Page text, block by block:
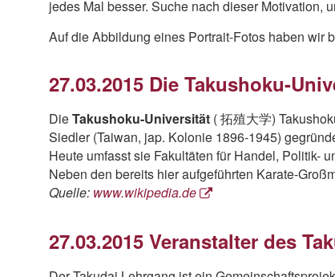
jedes Mal besser. Suche nach dieser Motivation,
Auf die Abbildung eines Portrait-Fotos haben wir
27.03.2015 Die Takushoku-
DieTakushoku-Universität ( 拓殖大学)
Siedler (Taiwan, jap. Kolonie 1896-1945)
Heute umfasst sie Fakultäten für Handel, Politik-
Neben den bereits hier aufgeführten Karate-
Quelle: www.wikipedia.de
27.03.2015 Veranstalter des